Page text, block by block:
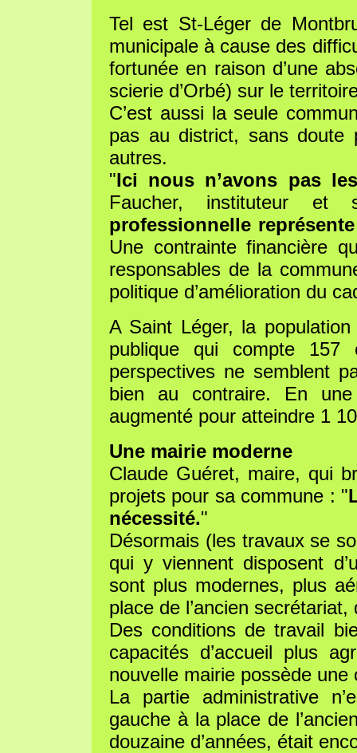
Tel est St-Léger de
municipale à cause des
fortunée en raison d’une
scierie d’Orbé) sur le
C’est aussi la seule
pas au district, sans doute
autres.
"Ici nous n’avons pas
Faucher, instituteur et
professionnelle
Une contrainte financière
responsables de la
politique d’amélioration du
A Saint Léger, la
publique qui compte
perspectives ne semblent
bien au contraire. En
augmenté pour atteindre 1
Une mairie moderne
Claude Guéret, maire, qui
projets pour sa commune : "
nécessité."
Désormais (les travaux se
qui y viennent disposent
sont plus modernes, plus
place de l’ancien
Des conditions de travail
capacités d’accueil plus
nouvelle mairie possède une
La partie administrative
gauche à la place de
douzaine d’années, était